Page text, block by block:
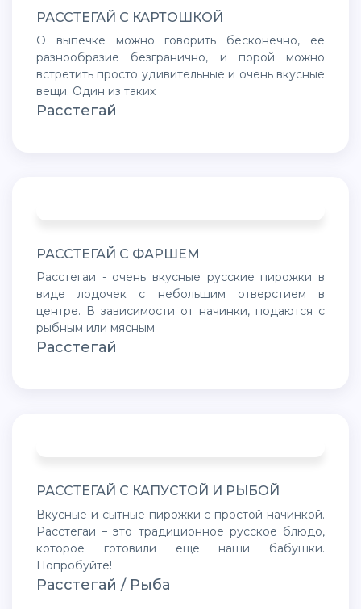
РАССТЕГАЙ С КАРТОШКОЙ
О выпечке можно говорить бесконечно, её
разнообразие безгранично, и порой можно
встретить просто удивительные и очень вкусные
вещи. Один из таких
Расстегай
РАССТЕГАЙ С ФАРШЕМ
Расстегаи - очень вкусные русские пирожки в
виде лодочек с небольшим отверстием в
центре. В зависимости от начинки, подаются с
рыбным или мясным
Расстегай
РАССТЕГАЙ С КАПУСТОЙ И РЫБОЙ
Вкусные и сытные пирожки с простой начинкой.
Расстегаи – это традиционное русское блюдо,
которое готовили еще наши бабушки.
Попробуйте!
Расстегай / Рыба